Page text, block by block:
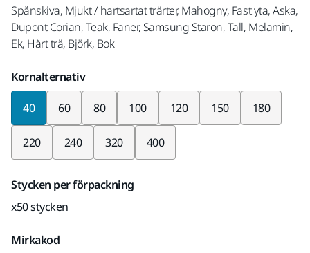
Spånskiva, Mjukt / hartsartat trärter, Mahogny, Fast yta, Aska,
Dupont Corian, Teak, Faner, Samsung Staron, Tall, Melamin,
Ek, Hårt trä, Björk, Bok
Kornalternativ
40 60 80 100 120 150 180
220 240 320 400
Stycken per förpackning
x50 stycken
Mirkakod